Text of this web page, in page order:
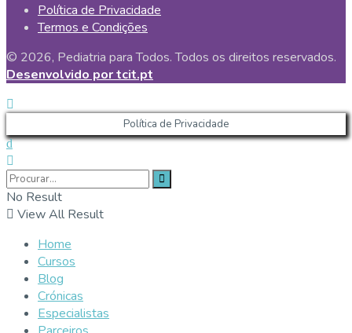
Política de Privacidade
Termos e Condições
© 2026, Pediatria para Todos. Todos os direitos reservados.
Desenvolvido por tcit.pt
Política de Privacidade
No Result
View All Result
Home
Cursos
Blog
Crónicas
Especialistas